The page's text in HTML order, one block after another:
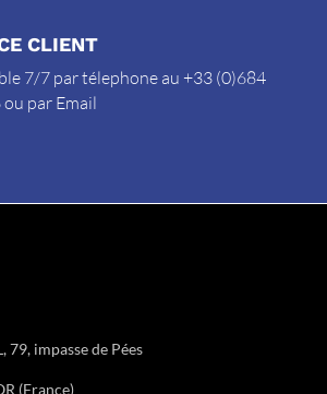
CLIENT
7/7 par télephone au +33 (0)684
ou parEmail
79, impasse de Pées
(France)